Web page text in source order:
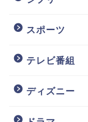
スポーツ
テレビ番組
ディズニー